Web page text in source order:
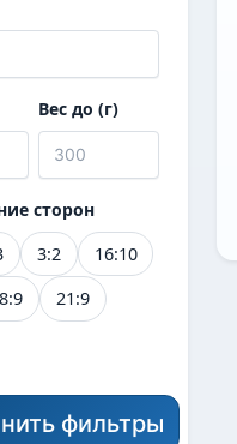
Вес до (г)
сторон
3:2
16:10
21:9
фильтры